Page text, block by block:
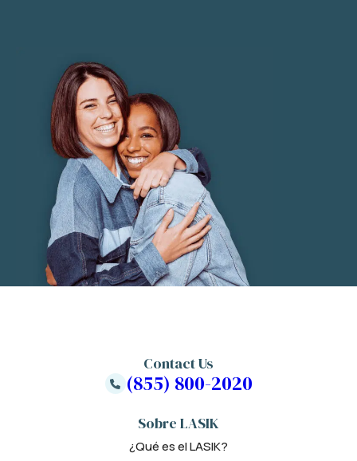
Sobre LASIK
¿Qué es el LASIK?
Contact Us
(855) 800-2020